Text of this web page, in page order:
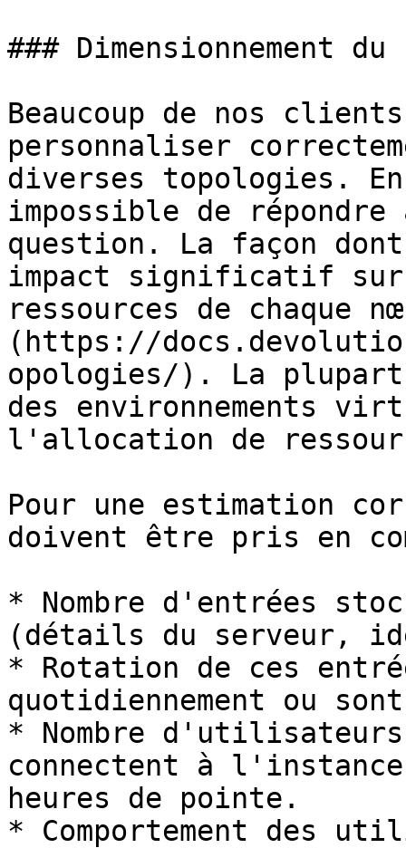
### Dimensionnement
Beaucoup de nos clients
personnaliser
diverses topologies.
impossible de répondre
question. La façon
impact significatif
ressources de chaque
(https://
opologies/). La
des environnements
l'allocation de
Pour une estimation
doivent être pris en
* Nombre d'entrées
(détails du serveur,
* Rotation de ces
quotidiennement ou
* Nombre
connectent à
heures de pointe.
* Comportement des